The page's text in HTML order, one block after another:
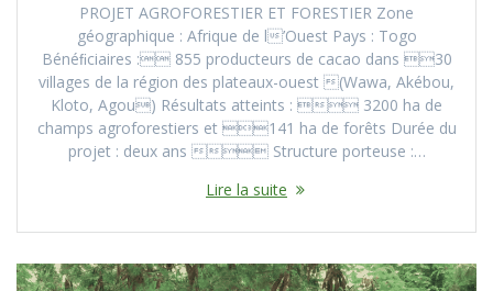
PROJET AGROFORESTIER ET FORESTIER Zone
géographique : Afrique de l’Ouest Pays : Togo
Bénéﬁciaires : 855 producteurs de cacao dans 30
villages de la région des plateaux-ouest (Wawa, Akébou,
Kloto, Agou) Résultats atteints :  3200 ha de
champs agroforestiers et 141 ha de forêts Durée du
projet : deux ans  Structure porteuse :…
Lire la suite